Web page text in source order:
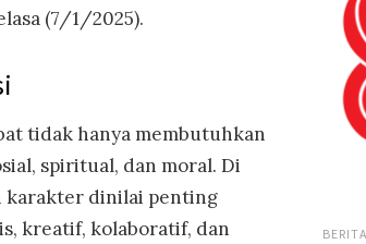
(7/1/2025).
tidak hanya membutuhkan
spiritual, dan moral. Di
karakter dinilai penting
kreatif, kolaboratif, dan